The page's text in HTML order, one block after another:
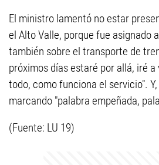
El ministro lamentó no estar
el Alto Valle, porque fue asignado
también sobre el transporte de
próximos días estaré por allá, iré
todo, como funciona el servicio".
marcando "palabra empeñada,
(Fuente: LU 19)